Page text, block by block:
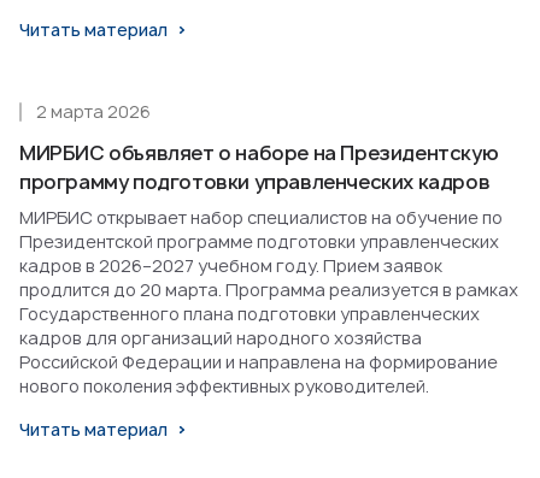
Читать материал
МИРБИС объявляет о наборе на Президентскую
программу подготовки управленческих кадров
2 марта 2026
МИРБИС открывает набор специалистов на обучение по
Президентской программе подготовки управленческих
кадров в 2026–2027 учебном году. Прием заявок
продлится до 20 марта. Программа реализуется в рамках
Государственного плана подготовки управленческих
кадров для организаций народного хозяйства
Российской Федерации и направлена на формирование
нового поколения эффективных руководителей.
Читать материал